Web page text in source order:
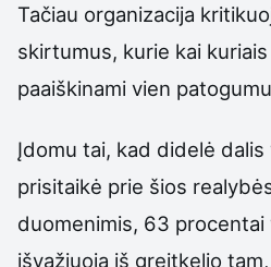
Tačiau organizacija
skirtumus, kurie kai
paaiškinami vien
Įdomu tai, kad didelė dalis
prisitaikė prie šios
duomenimis, 63 procentai
išvažiuoja iš greitkelio